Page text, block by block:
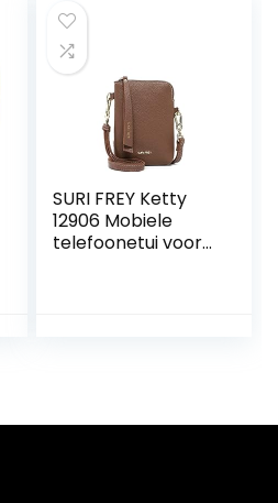
crossbody tas
zwart
SURI FREY Ketty
12906 Mobiele
telefoonetui voor